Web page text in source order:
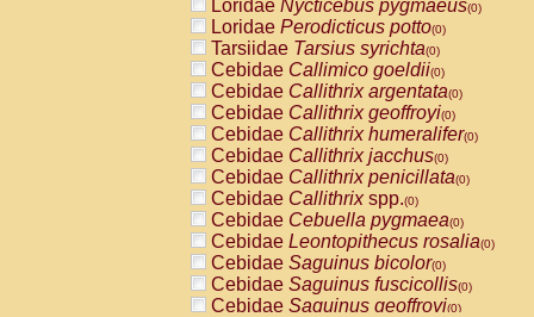
Loridae Nycticebus pygmaeus(0)
Loridae Perodicticus potto(0)
Tarsiidae Tarsius syrichta(0)
Cebidae Callimico goeldii(0)
Cebidae Callithrix argentata(0)
Cebidae Callithrix geoffroyi(0)
Cebidae Callithrix humeralifer(0)
Cebidae Callithrix jacchus(0)
Cebidae Callithrix penicillata(0)
Cebidae Callithrixspp.(0)
Cebidae Cebuella pygmaea(0)
Cebidae Leontopithecus rosalia(0)
Cebidae Saguinus bicolor(0)
Cebidae Saguinus fuscicollis(0)
Cebidae Saguinus geoffroyi(0)